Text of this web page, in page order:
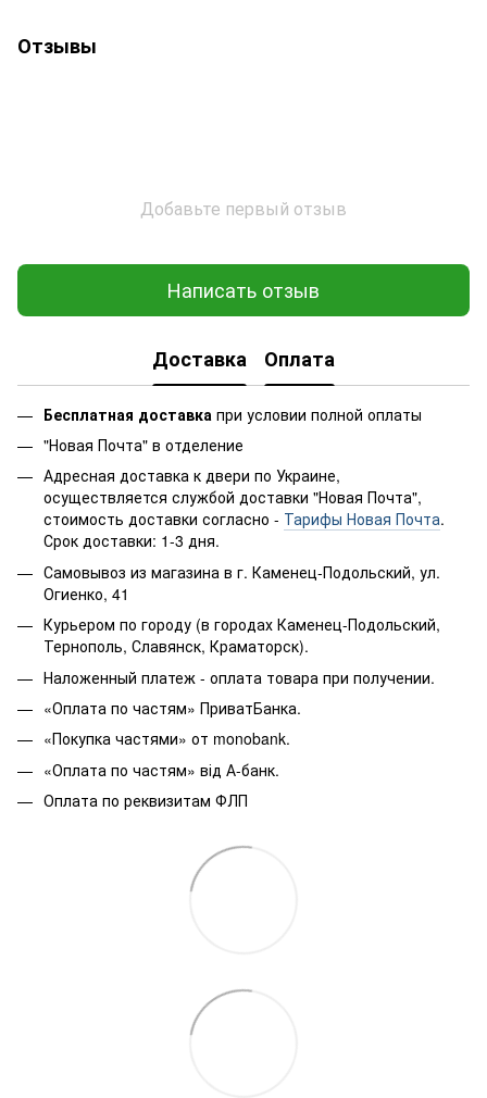
Отзывы
Добавьте первый отзыв
Написать отзыв
Доставка Оплата
Бесплатная доставка при условии полной оплаты
"Новая Почта" в отделение
Адресная доставка к двери по Украине,
осуществляется службой доставки "Новая Почта",
стоимость доставки согласно - Тарифы Новая Почта.
Срок доставки: 1-3 дня.
Самовывоз из магазина в г. Каменец-Подольский, ул.
Огиенко, 41
Курьером по городу (в городах Каменец-Подольский,
Тернополь, Славянск, Краматорск).
Наложенный платеж - оплата товара при получении.
«Оплата по частям» ПриватБанка.
«Покупка частями» от monobank.
«Оплата по частям» від А-банк.
Оплата по реквизитам ФЛП